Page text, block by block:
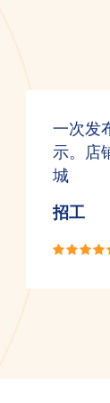
一次发
示。店
城
招工